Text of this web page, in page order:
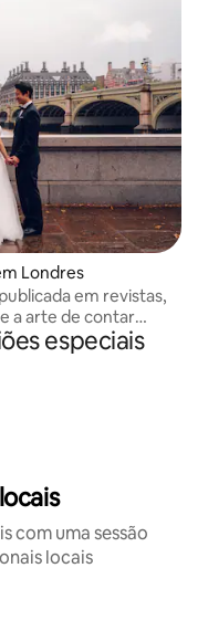
Londres
em revistas,
a arte de contar
especiais
com uma sessão
locais